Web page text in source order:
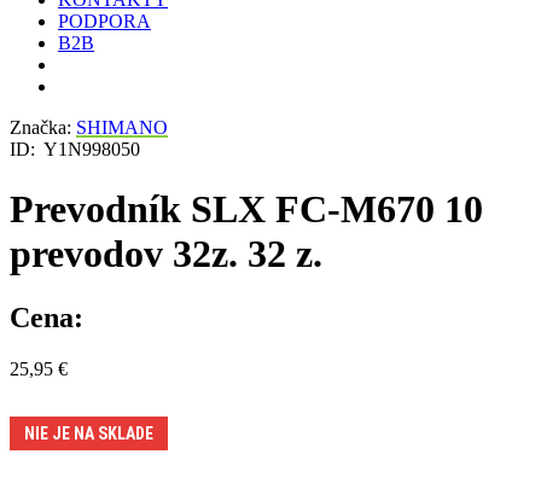
PODPORA
B2B
Značka: SHIMANO
ID: Y1N998050
Prevodník SLX FC-M670 10
prevodov 32z. 32 z.
Cena:
25,95 €
NIE JE NA SKLADE